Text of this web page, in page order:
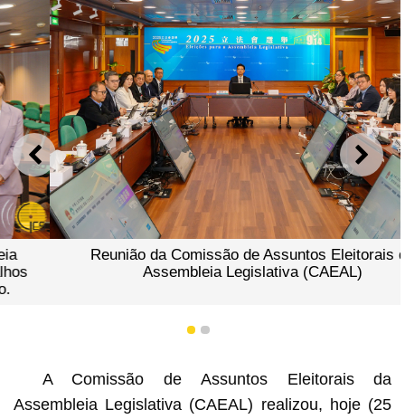
ANTERIOR
Reunião da Comissão de Assuntos Eleitorais da
Assembleia Legislativa (CAEAL)
1 2
A Comissão de Assuntos Eleitorais da
Assembleia Legislativa (CAEAL) realizou, hoje (25